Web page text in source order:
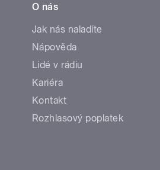
O nás
Jak nás naladíte
Nápověda
Lidé v rádiu
Kariéra
Kontakt
Rozhlasový poplatek